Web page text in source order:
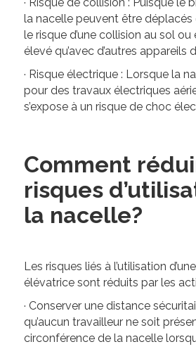
la nacelle peuvent être
le risque d’une collision au sol ou
élevé qu’avec d’autres appareils
· Risque électrique : Lorsque la
pour des travaux électriques
s’expose à un risque de choc
Comment
risques
la nacelle?
Les risques liés à l’utilisation
élévatrice sont réduits par les
· Conserver une distance
qu’aucun travailleur ne soit
circonférence de la nacelle